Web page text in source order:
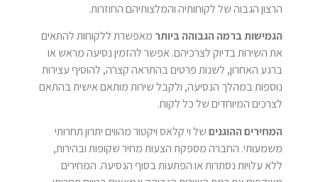
הרצון הגבוה של לקוחותיה והמלצותיהם החוזרות.
הגמישות ברמה הגבוהה ביותר מאפשרת ללקוחות להתאים
את השירות בדיוק לצרכיהם. אפשר להזמין נסיעה מראש או
ברגע האחרון, לשנות פרטים בהתראה קצרה, להוסיף עצירות
נוספות במהלך הנסיעה, ולקבל שירות מותאם אישית בהתאם
לצרכים המיוחדים של כל לקוח.
המחירים ההוגניםשל וי קלאס ויקטור מהווים יתרון תחרותי
משמעותי. החברה מספקת הצעות מחיר שקופות ובהירות,
ללא עלויות נסתרות או הפתעות בסוף הנסיעה. המחירים